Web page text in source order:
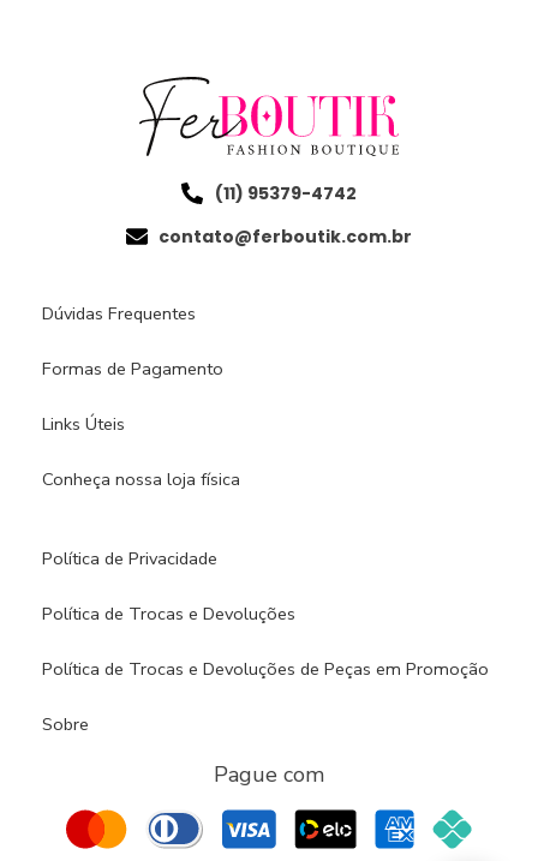
(11) 95379-4742
contato@ferboutik.com.br
Dúvidas Frequentes
Formas de Pagamento
Links Úteis
Conheça nossa loja física​
Política de Privacidade
Política de Trocas e Devoluções
Política de Trocas e Devoluções de Peças em Promoção
Sobre
Pague com